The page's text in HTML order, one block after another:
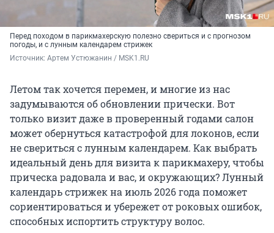
Перед походом в парикмахерскую полезно свериться и с прогнозом
погоды, и с лунным календарем стрижек
Источник: Артем Устюжанин / MSK1.RU
Летом так хочется перемен, и многие из нас
задумываются об обновлении прически. Вот
только визит даже в проверенный годами салон
может обернуться катастрофой для локонов, если
не свериться с лунным календарем. Как выбрать
идеальный день для визита к парикмахеру, чтобы
прическа радовала и вас, и окружающих? Лунный
календарь стрижек на июль 2026 года поможет
сориентироваться и убережет от роковых ошибок,
способных испортить структуру волос.